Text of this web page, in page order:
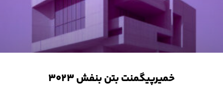
خمیرپیگمنت بتن بنفش ۳۰۲۳